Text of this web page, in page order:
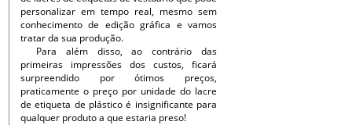
personalizar em tempo real, mesmo sem
conhecimento de edição gráfica e vamos
tratar da sua produção.
Para além disso, ao contrário das
primeiras impressões dos custos, ficará
surpreendido por ótimos preços,
praticamente o preço por unidade do lacre
de etiqueta de plástico é insignificante para
qualquer produto a que estaria preso!